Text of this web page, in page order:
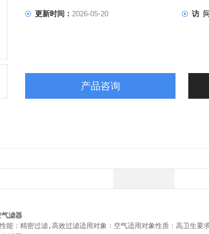
更新时间： 2026-05-20 访
产品咨询
滤器
能：精密过滤,高效过滤适用对象：空气适用对象性质：高卫生